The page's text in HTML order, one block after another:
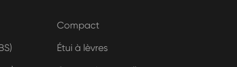
Compact
Étui à lèvres